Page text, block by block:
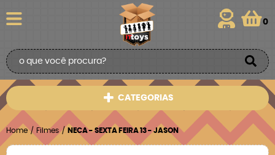
0
CATEGORIAS
Home Filmes NECA - SEXTA FEIRA 13 - JASON